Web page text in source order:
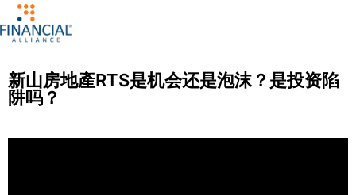
新山房地產RTS是机会还是泡沫？是投资陷
阱吗？